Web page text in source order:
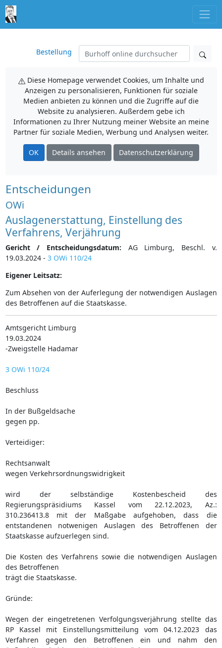
Bestellung
Diese Homepage verwendet Cookies, um Inhalte und
Anzeigen zu personalisieren, Funktionen für soziale
Medien anbieten zu können und die Zugriffe auf die
Website zu analysieren. Außerdem gebe ich
Informationen zu Ihrer Nutzung meiner Website an meine
Partner für soziale Medien, Werbung und Analysen weiter.
OK Details ansehen Datenschutzerklärung
Entscheidungen
OWi
Auslagenerstattung, Einstellung des
Verfahrens, Verjährung
Gericht / Entscheidungsdatum: AG Limburg, Beschl. v.
19.03.2024 - 3 OWi 110/24
Eigener Leitsatz:
Zum Absehen von der Auferlegung der notwendigen Auslagen
des Betroffenen auf die Staatskasse.
Amtsgericht Limburg
19.03.2024
-Zweigstelle Hadamar
3 OWi 110/24
Beschluss
In der Bußgeldsache
gegen pp.
Verteidiger:
Rechtsanwalt
wegen Verkehrsordnungswidrigkeit
wird der selbständige Kostenbescheid des
Regierungspräsidiums Kassel vom 22.12.2023, Az.:
310.236413.8 mit der Maßgabe aufgehoben, dass die
entstandenen notwenigen Auslagen des Betroffenen der
Staatskasse aufzuerlegen sind.
Die Kosten des Verfahrens sowie die notwendigen Auslagen
des Betroffenen
trägt die Staatskasse.
Gründe:
Wegen der eingetretenen Verfolgungsverjährung stellte das
RP Kassel mit Einstellungsmitteilung vom 04.12.2023 das
Verfahren gegen den Betroffenen ein und nahm den